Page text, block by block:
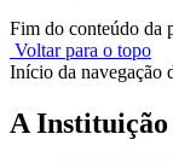
Fim do conteúdo da
Voltar para o topo
Início da navegação
A Instituição